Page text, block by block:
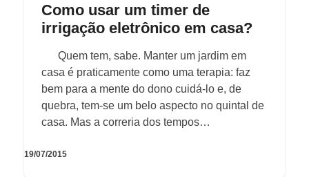
Como usar um timer de
irrigação eletrônico em casa?
Quem tem, sabe. Manter um jardim em
casa é praticamente como uma terapia: faz
bem para a mente do dono cuidá-lo e, de
quebra, tem-se um belo aspecto no quintal de
casa. Mas a correria dos tempos…
19/07/2015